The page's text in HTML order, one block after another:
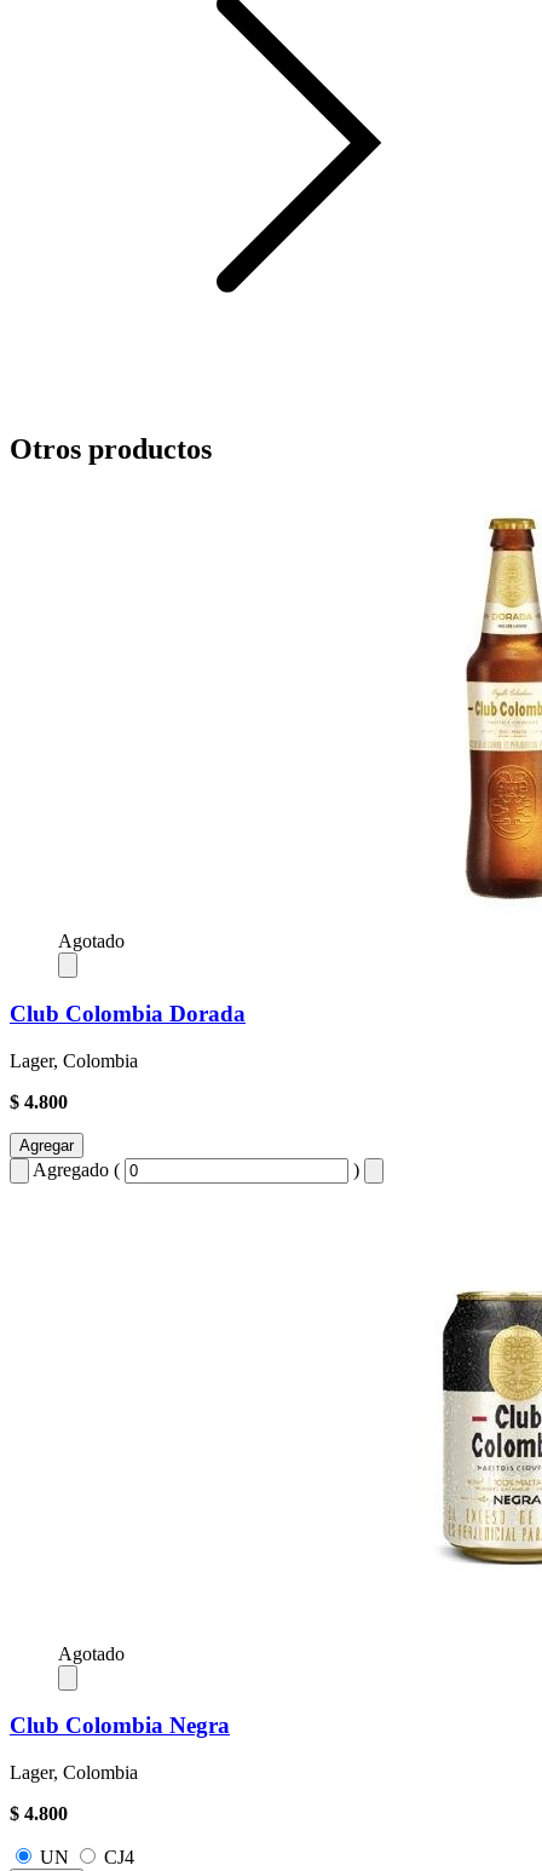
Otros productos
Agotado
Club Colombia Dorada
Lager, Colombia
$ 4.800
Agregar
Agregado ( )
Agotado
Club Colombia Negra
Lager, Colombia
$ 4.800
UN CJ4